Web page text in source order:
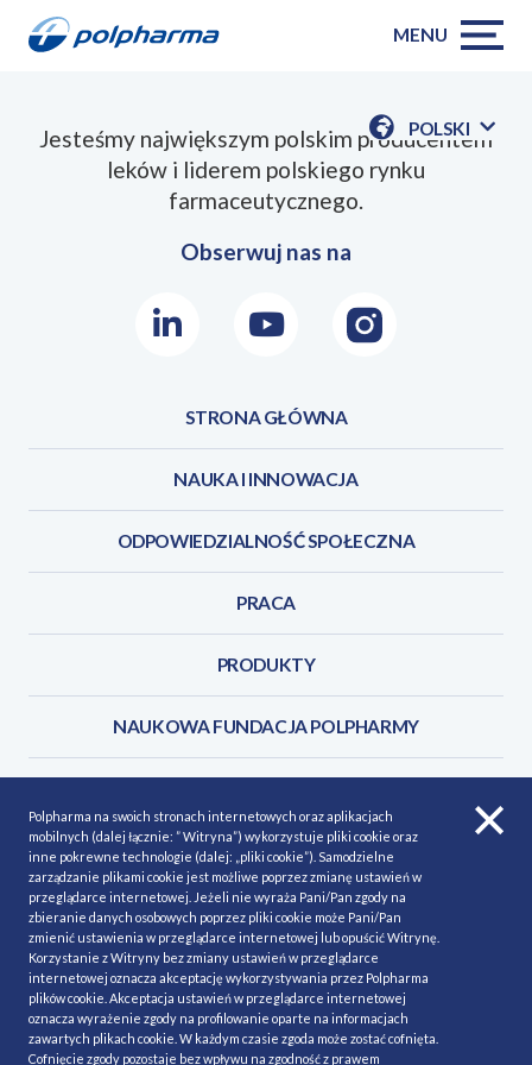
MENU
POLSKI
POKAŻ
Jesteśmy największym polskim producentem
leków i liderem polskiego rynku
farmaceutycznego.
Obserwuj nas na
LinkedInYoutubeInstagram
STRONA GŁÓWNA
NAUKA I INNOWACJA
ODPOWIEDZIALNOŚĆ SPOŁECZNA
PRACA
PRODUKTY
NAUKOWA FUNDACJA POLPHARMY
POLITYKA COOKIES
Polityka prywatności
MAPA STRONY
NASZE SERWISY
MATERIAŁY DO POBRANIA
MINIMALIZACJA RYZYKA
Polpharma na swoich stronach internetowych oraz aplikacjach
mobilnych (dalej łącznie: ” Witryna”) wykorzystuje pliki cookie oraz
inne pokrewne technologie (dalej: „pliki cookie”). Samodzielne
zarządzanie plikami cookie jest możliwe poprzez zmianę ustawień w
przeglądarce internetowej. Jeżeli nie wyraża Pani/Pan zgody na
zbieranie danych osobowych poprzez pliki cookie może Pani/Pan
zmienić ustawienia w przeglądarce internetowej lub opuścić Witrynę.
Korzystanie z Witryny bez zmiany ustawień w przeglądarce
internetowej oznacza akceptację wykorzystywania przez Polpharma
plików cookie. Akceptacja ustawień w przeglądarce internetowej
oznacza wyrażenie zgody na profilowanie oparte na informacjach
zawartych plikach cookie. W każdym czasie zgoda może zostać cofnięta.
Cofnięcie zgody pozostaje bez wpływu na zgodność z prawem